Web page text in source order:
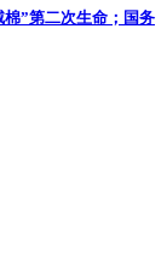
”第二次生命；国务